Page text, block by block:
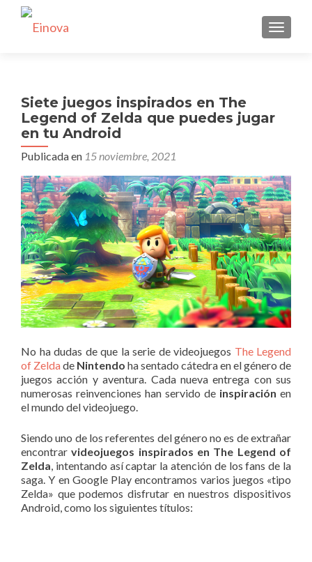
Siete juegos inspirados en The
Legend of Zelda que puedes jugar
en tu Android
Publicada en 15 noviembre, 2021
No ha dudas de que la serie de videojuegos The Legend
of Zeldade Nintendo ha sentado cátedra en el género de
juegos acción y aventura. Cada nueva entrega con sus
numerosas reinvenciones han servido de inspiración en
el mundo del videojuego.
Siendo uno de los referentes del género no es de extrañar
encontrarvideojuegos inspirados en The Legend of
Zelda, intentando así captar la atención de los fans de la
saga. Y en Google Play encontramos varios juegos «tipo
Zelda» que podemos disfrutar en nuestros dispositivos
Android, como los siguientes títulos: